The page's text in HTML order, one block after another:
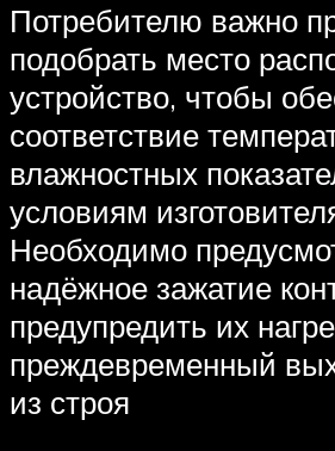
Потребителю важно
подобрать место
устройство, чтобы
соответствие
влажностных
условиям
Необходимо
надёжное зажатие
предупредить их
преждевременный
из строя